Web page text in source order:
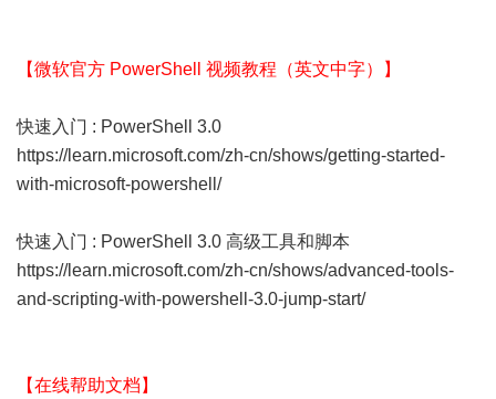
【微软官方 PowerShell 视频教程（英文中字）】
快速入门 : PowerShell 3.0
https://learn.microsoft.com/zh-cn/shows/getting-started-
with-microsoft-powershell/
快速入门 : PowerShell 3.0 高级工具和脚本
https://learn.microsoft.com/zh-cn/shows/advanced-tools-
and-scripting-with-powershell-3.0-jump-start/
【在线帮助文档】